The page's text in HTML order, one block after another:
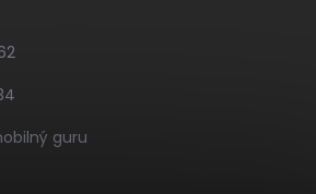
guru